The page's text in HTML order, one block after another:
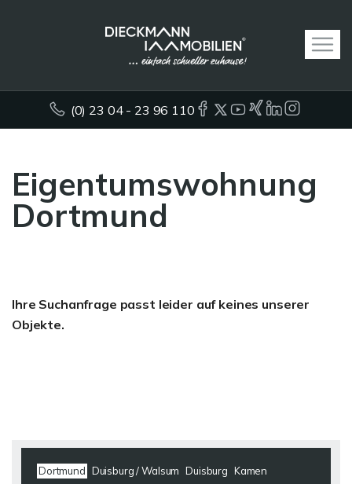
(0) 23 04 - 23 96 110
Eigentumswohnung
Dortmund
Ihre Suchanfrage passt leider auf keines unserer
Objekte.
Dortmund Duisburg / Walsum Duisburg Kamen